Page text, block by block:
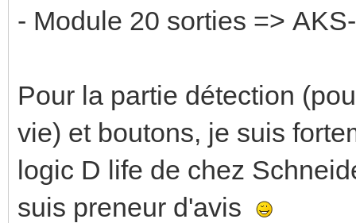
- Module 20 sorties =>
Pour la partie détection
vie) et boutons, je suis
logic D life de chez
suis preneur d'avis